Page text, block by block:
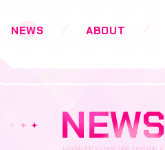
NEWS ABOUT
NEWS